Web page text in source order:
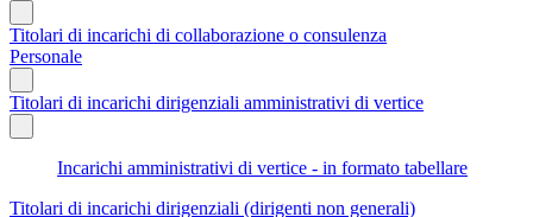
Titolari di incarichi di collaborazione o consulenza
Personale
Titolari di incarichi dirigenziali amministrativi di vertice
Incarichi amministrativi di vertice - in formato tabellare
Titolari di incarichi dirigenziali (dirigenti non generali)